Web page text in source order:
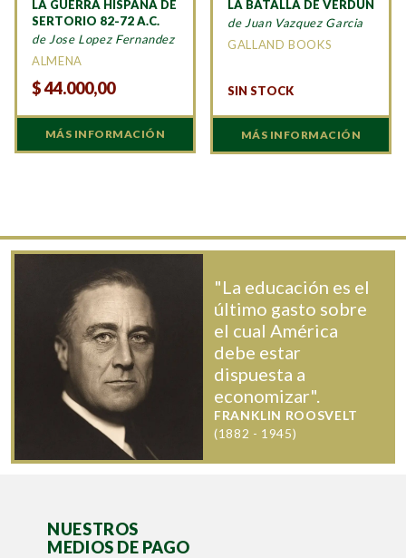
LA GUERRA HISPANA DE
SERTORIO 82-72 A.C.
de Jose Lopez Fernandez
ALMENA
$44.000,00
MÁS INFORMACIÓN
LA BATALLA DE VERDÚN
de Juan Vazquez Garcia
GALLAND BOOKS
SIN STOCK
MÁS INFORMACIÓN
"La educación es el
último gasto sobre
el cual América
debe estar
dispuesta a
economizar".
FRANKLIN ROOSVELT
(1882 - 1945)
NUESTROS
MEDIOS DE PAGO